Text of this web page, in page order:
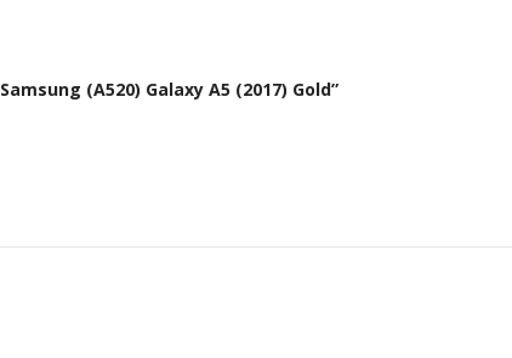
(A520) Galaxy A5 (2017) Gold”